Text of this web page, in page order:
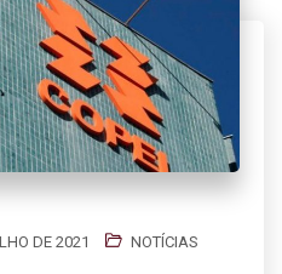
DE 2021 NOTÍCIAS